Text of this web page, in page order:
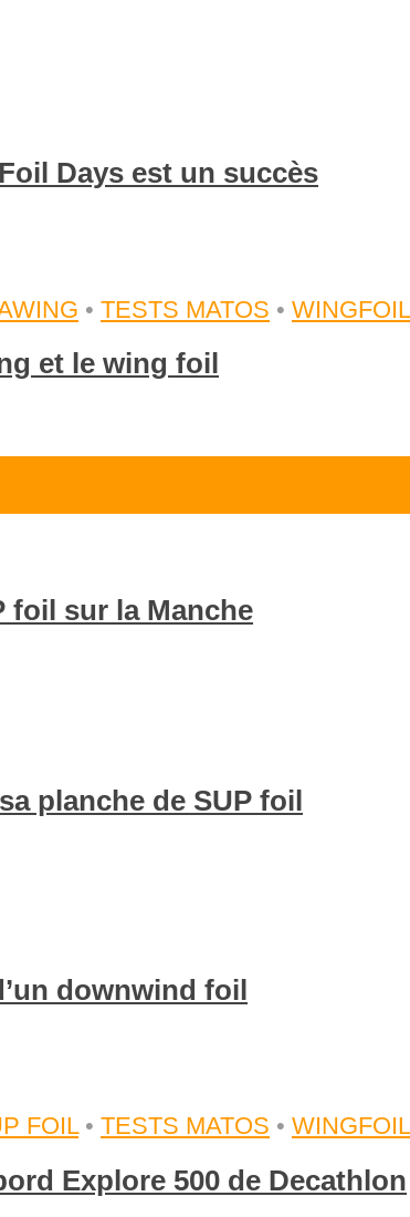
Days est un succès
• TESTS MATOS • WINGFOIL
et le wing foil
foil sur la Manche
planche de SUP foil
downwind foil
FOIL • TESTS MATOS • WINGFOIL
Explore 500 de Decathlon